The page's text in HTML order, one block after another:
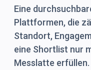
Eine
Plattformen, die
Standort,
eine Shortlist nur
Messlatte erfüllen.